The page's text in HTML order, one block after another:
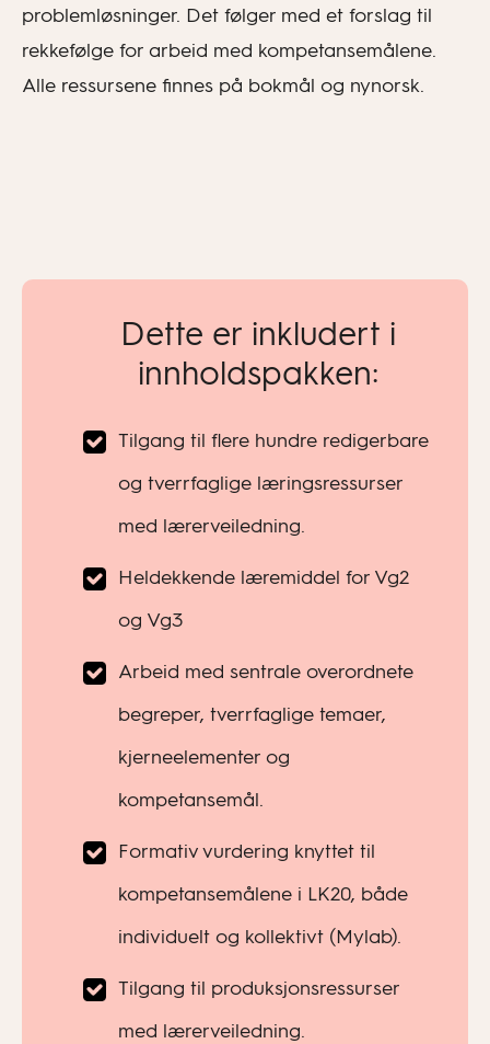
problemløsninger. Det følger med et forslag til
rekkefølge for arbeid med kompetansemålene.
Alle ressursene finnes på bokmål og nynorsk.
Dette er inkludert i
innholdspakken:
Tilgang til flere hundre redigerbare
og tverrfaglige læringsressurser
med lærerveiledning.
Heldekkende læremiddel for Vg2
og Vg3
Arbeid med sentrale overordnete
begreper, tverrfaglige temaer,
kjerneelementer og
kompetansemål.
Formativ vurdering knyttet til
kompetansemålene i LK20, både
individuelt og kollektivt (Mylab).
Tilgang til produksjonsressurser
med lærerveiledning.